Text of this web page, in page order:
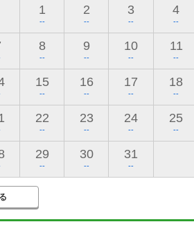
1
--
2
--
3
--
4
--
8
--
9
--
10
--
11
--
15
--
16
--
17
--
18
--
22
--
23
--
24
--
25
--
29
--
30
--
31
--